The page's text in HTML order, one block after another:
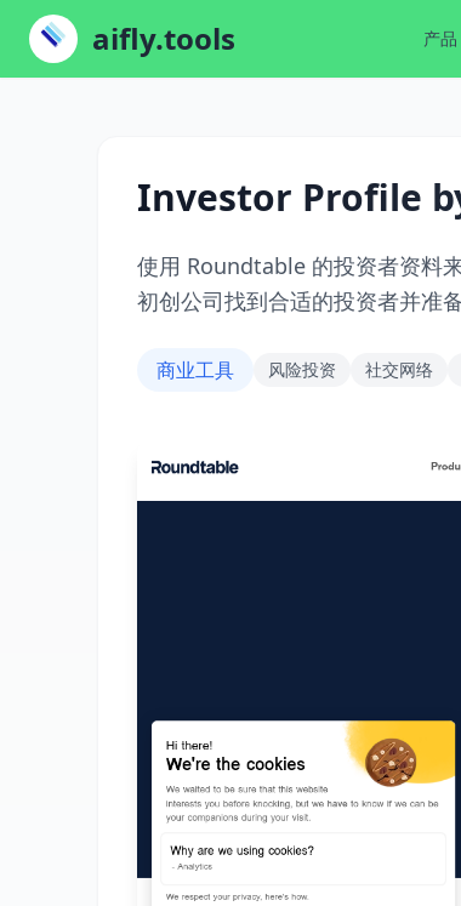
aifly.tools 产品
Investor Profile
使用 Roundtable 的投资者资料
初创公司找到合适的投资者并准
商业工具 风险投资 社交网络